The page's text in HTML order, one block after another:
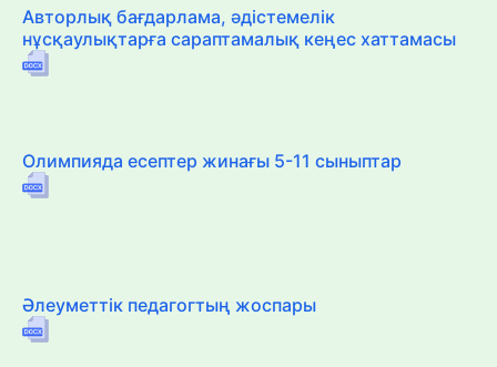
Авторлық бағдарлама, әдістемелік
нұсқаулықтарға сараптамалық кеңес хаттамасы
Олимпияда есептер жинағы 5-11 сыныптар
Әлеуметтік педагогтың жоспары